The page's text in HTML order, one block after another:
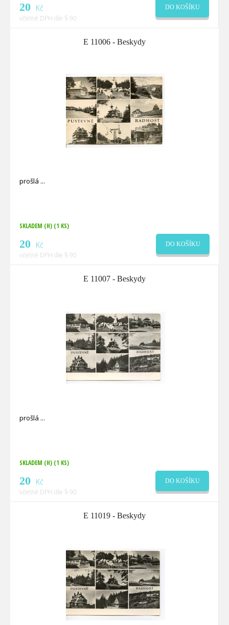
20 Kč
včetně DPH dle § 90
DO KOŠÍKU
E 11006 - Beskydy
prošlá
SKLADEM (H) (1 KS)
20 Kč
včetně DPH dle § 90
DO KOŠÍKU
E 11007 - Beskydy
prošlá
SKLADEM (H) (1 KS)
20 Kč
včetně DPH dle § 90
DO KOŠÍKU
E 11019 - Beskydy